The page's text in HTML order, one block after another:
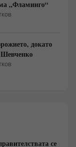
„Фламинго“
докато
Шевченко
се